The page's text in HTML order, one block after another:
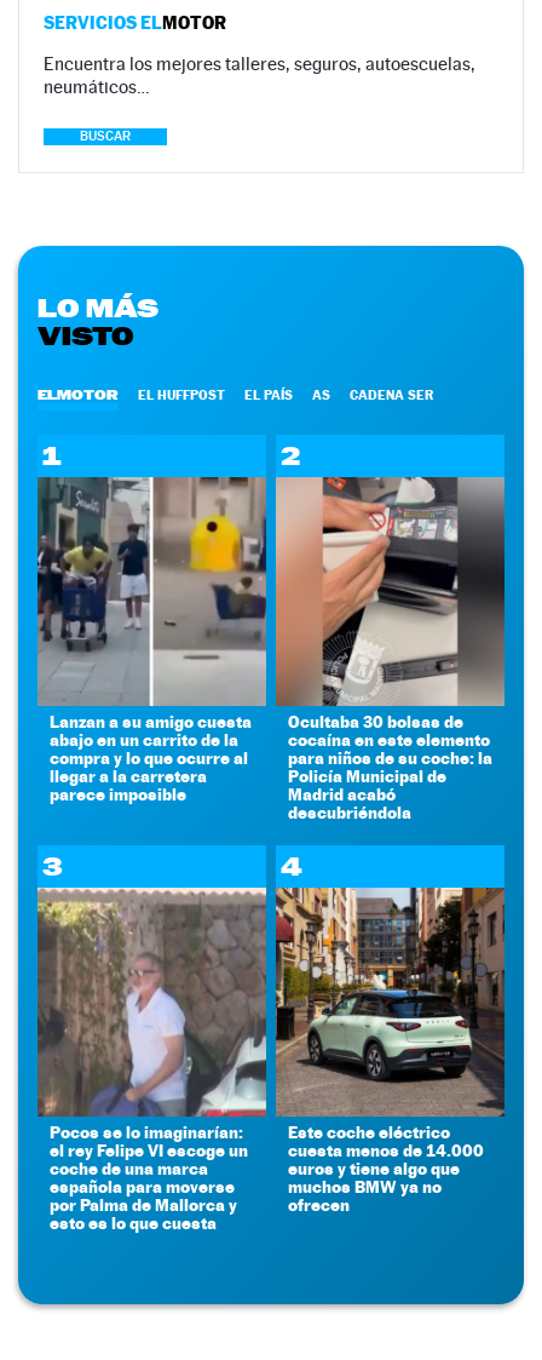
SERVICIOS ELMOTOR
Encuentra los mejores talleres, seguros, autoescuelas,
neumáticos…
BUSCAR
LO MÁS
VISTO
ELMOTOR EL HUFFPOST EL PAÍS AS CADENA SER
1
Lanzan a su amigo cuesta
abajo en un carrito de la
compra y lo que ocurre al
llegar a la carretera
parece imposible
2
Ocultaba 30 bolsas de
cocaína en este elemento
para niños de su coche: la
Policía Municipal de
Madrid acabó
descubriéndola
3
Pocos se lo imaginarían:
el rey Felipe VI escoge un
coche de una marca
española para moverse
por Palma de Mallorca y
esto es lo que cuesta
4
Este coche eléctrico
cuesta menos de 14.000
euros y tiene algo que
muchos BMW ya no
ofrecen